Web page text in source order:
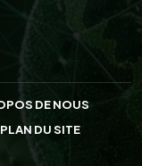
DE NOUS
PLAN DU SITE